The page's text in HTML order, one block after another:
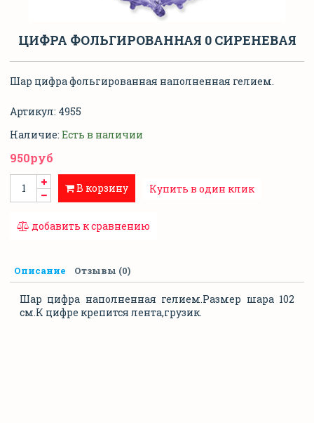
ЦИФРА ФОЛЬГИРОВАННАЯ 0 СИРЕНЕВАЯ
Шар цифра фольгированная наполненная гелием.
Артикул: 4955
Наличие: Есть в наличии
950руб
В корзину Купить в один клик
добавить к сравнению
Описание Отзывы (0)
Шар цифра наполненная гелием.Размер шара 102
см.К цифре крепится лента,грузик.